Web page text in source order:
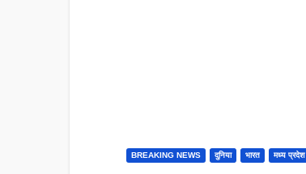
BREAKING NEWS दुनिया भारत मध्य प्रदेश